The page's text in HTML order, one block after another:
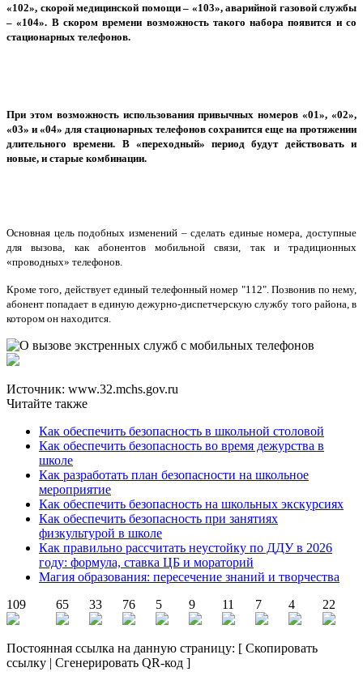
«102», скорой медицинской помощи – «103», аварийной газовой службы
– «104». В скором времени возможность такого набора появится и со
стационарных телефонов.
При этом возможность использования привычных номеров «01», «02»,
«03» и «04» для стационарных телефонов сохранится еще на протяжении
длительного времени. В «переходный» период будут действовать и
новые, и старые комбинации.
Основная цель подобных изменений – сделать единые номера, доступные
для вызова, как абонентов мобильной связи, так и традиционных
«проводных» телефонов.
Кроме того, действует единый телефонный номер "112". Позвонив по нему,
абонент попадает в единую дежурно-диспетчерскую службу того района, в
котором он находится.
Источник: www.32.mchs.gov.ru
Читайте также
Как обеспечить безопасность в школьной столовой
Как обеспечить безопасность во время дежурства в
школе
Как разработать план безопасности на школьное
мероприятие
Как обеспечить безопасность на школьных экскурсиях
Как обеспечить безопасность при занятиях
физкультурой в школе
Как правильно рассчитать неустойку по ДДУ в 2026
году: формула, ставка ЦБ и мораторий
Магия образования: пересечение знаний и творчества
109
65 33 76 5 9 11 7 4 22
Постоянная ссылка на данную страницу: [ Скопировать
ссылку | Сгенерировать QR-код ]